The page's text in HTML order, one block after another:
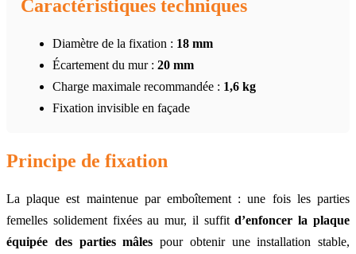
Caractéristiques techniques
Diamètre de la fixation : 18 mm
Écartement du mur : 20 mm
Charge maximale recommandée : 1,6 kg
Fixation invisible en façade
Principe de fixation
La plaque est maintenue par emboîtement : une fois les parties
femelles solidement fixées au mur, il suffitd’enfoncer la plaque
équipée des parties mâles pour obtenir une installation stable,